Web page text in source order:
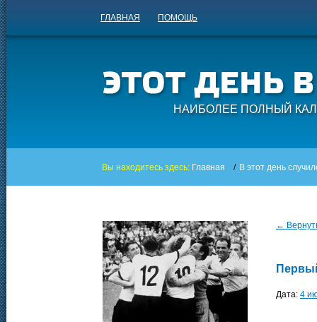
ГЛАВНАЯ ПОМОЩЬ
НАИБОЛЕЕ ПОЛНЫЙ
Вы находитесь здесь: Главная / В этот день
←
Дата: 4